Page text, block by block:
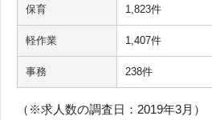
保育 1,823件
軽作業 1,407件
事務 238件
（※求人数の調査日：2019年3月）